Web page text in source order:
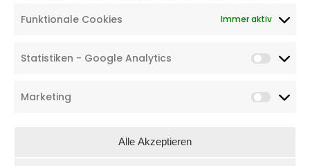
Funktionale Cookies Immer aktiv
Statistiken - Google Analytics
Marketing
Alle Akzeptieren